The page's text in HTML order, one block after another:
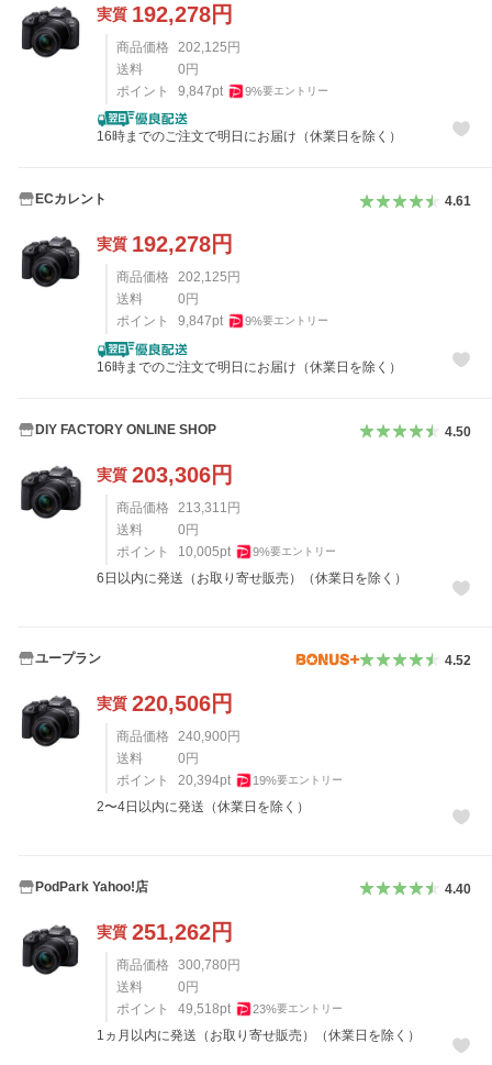
実質 192,278円
商品価格 202,125円
送料
0円
ポイント
9,847pt 9%要エントリー
16時までのご注文で明日にお届け（休業日を除く）
ECカレント 4.61
実質 192,278円
商品価格 202,125 円
送料
0 円
ポイント
9,847pt 9%要エントリー
16時までのご注文で明日にお届け（休業日を除く）
DIY FACTORY ONLINE SHOP 4.50
実質 203,306円
商品価格 213,311 円
送料
0円
ポイント
10,005pt 9%要エントリー
6日以内に発送（お取り寄せ販売）（休業日を除く）
ユープラン 4.52
実質 220,506円
商品価格 240,900円
送料
0円
ポイント
20,394pt 19%要エントリー
2〜4日以内に発送（休業日を除く）
PodPark Yahoo!店 4.40
実質 251,262円
商品価格 300,780円
送料
0円
ポイント
49,518pt 23%要エントリー
1ヵ月以内に発送（お取り寄せ販売）（休業日を除く）